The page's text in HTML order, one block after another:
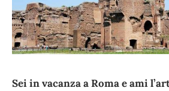
Sei in vacanza a Roma e ami